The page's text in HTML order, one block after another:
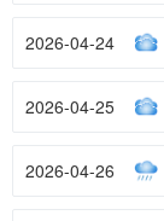
2026-04-24
2026-04-25
2026-04-26